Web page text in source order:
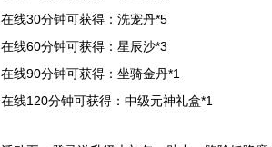
在线30分钟可获得：洗宠丹*5
在线60分钟可获得：星辰沙*3
在线90分钟可获得：坐骑金丹*1
在线120分钟可获得：中级元神礼盒*1